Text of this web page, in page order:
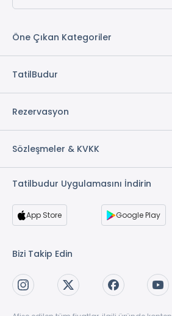
Marmaris Turları
Kemer Turları
Öne Çıkan Kategoriler
TatilBudur
Rezervasyon
Sözleşmeler & KVKK
Tatilbudur Uygulamasını İndirin
App Store Google Play
Bizi Takip Edin